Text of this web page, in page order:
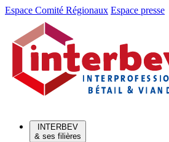
Aller
Aller
contenu
Espace Comité Régionaux Espace presse
INTERBEV
& ses filières